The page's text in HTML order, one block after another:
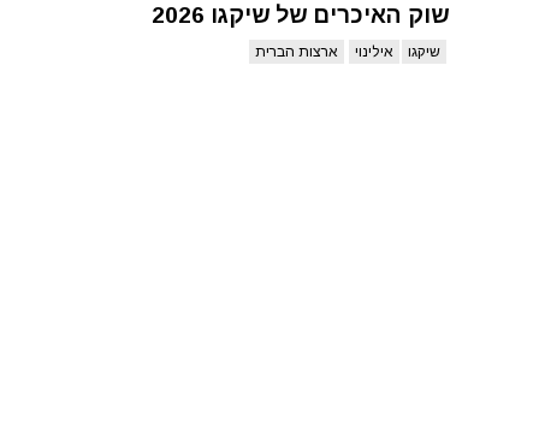
שוק האיכרים של שיקגו 2026
שיקגו אילינוי ארצות הברית